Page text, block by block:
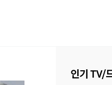
인기 TV/